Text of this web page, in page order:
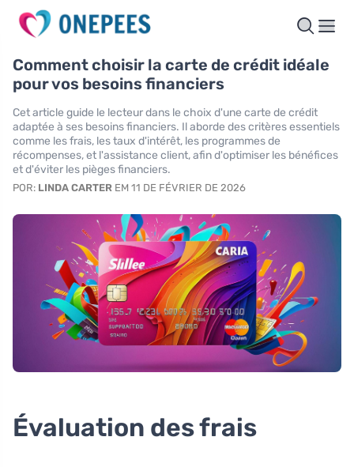
Comment choisir la carte de crédit idéale
pour vos besoins financiers
Cet article guide le lecteur dans le choix d'une carte de crédit
adaptée à ses besoins financiers. Il aborde des critères essentiels
comme les frais, les taux d'intérêt, les programmes de
récompenses, et l'assistance client, afin d'optimiser les bénéfices
et d'éviter les pièges financiers.
POR: LINDA CARTER EM 11 DE FÉVRIER DE 2026
Évaluation des frais